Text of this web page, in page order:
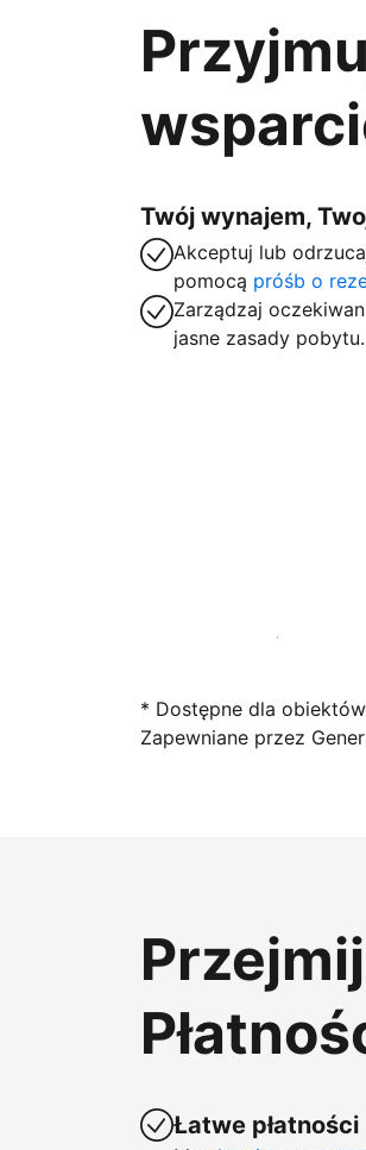
Twój wynajem,
Akceptuj lub
pomocą próśb o
Zarządzaj
jasne zasady pobytu.
Zarejestruj obiekt już
* Dostępne dla
Zapewniane przez
Łatwe płatności